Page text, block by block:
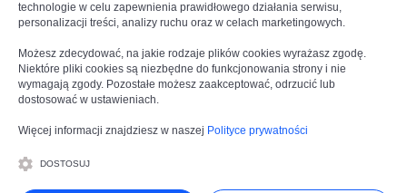
Kliknij aby powiększyć
KARLIK ICON
49IRP-1 Ramka pośrednia Czekoladowy
Symbol produktu:
technologie w celu zapewnienia prawidłowego działania serwisu,
personalizacji treści, analizy ruchu oraz w celach marketingowych.
Możesz zdecydować, na jakie rodzaje plików cookies wyrażasz zgodę.
Niektóre pliki cookies są niezbędne do funkcjonowania strony i nie
wymagają zgody. Pozostałe możesz zaakceptować, odrzucić lub
dostosować w ustawieniach.
Więcej informacji znajdziesz w naszej Polityce prywatności
DOSTOSUJ